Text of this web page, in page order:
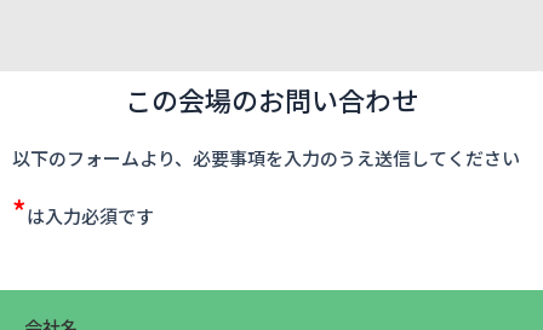
この会場のお問い合わせ
以下のフォームより、必要事項を入力のうえ送信してください
*は入力必須です